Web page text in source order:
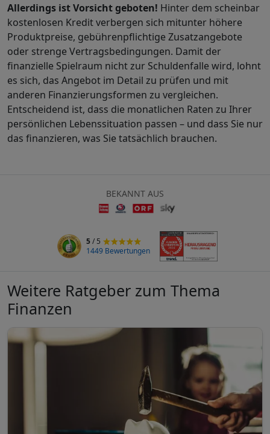
Allerdings ist Vorsicht geboten! Hinter dem scheinbar
kostenlosen Kredit verbergen sich mitunter höhere
Produktpreise, gebührenpflichtige Zusatzangebote
oder strenge Vertragsbedingungen. Damit der
finanzielle Spielraum nicht zur Schuldenfalle wird, lohnt
es sich, das Angebot im Detail zu prüfen und mit
anderen Finanzierungsformen zu vergleichen.
Entscheidend ist, dass die monatlichen Raten zu Ihrer
persönlichen Lebenssituation passen – und dass Sie nur
das finanzieren, was Sie tatsächlich brauchen.
BEKANNT AUS
5/ 5
1449 Bewertungen
Weitere Ratgeber zum Thema
Finanzen